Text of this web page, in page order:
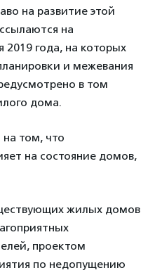
на развитие этой
на
года, на которых
и межевания
в том
дома.
том, что
на состояние домов,
жилых домов
проектом
по недопущению